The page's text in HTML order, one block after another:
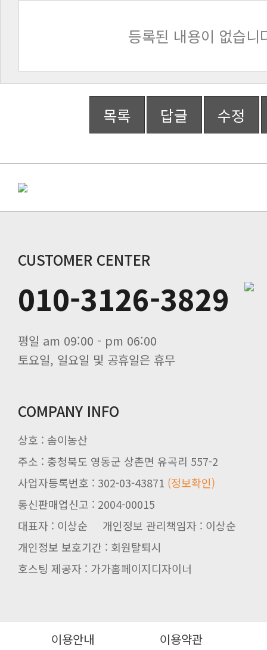
등록된 내용이 없습니
목록 답글 수정
CUSTOMER CENTER
010-3126-3829
평일 am 09:00 - pm 06:00
토요일, 일요일 및 공휴일은 휴무
COMPANY INFO
상호 : 솜이농산
주소 : 충청북도 영동군 상촌면 유곡리 557-2
사업자등록번호 : 302-03-43871 (정보확인)
통신판매업신고 : 2004-00015
대표자 : 이상순 개인정보 관리책임자 : 이상순
개인정보 보호기간 : 회원탈퇴시
호스팅 제공자 : 가가홈페이지디자이너
이용안내 이용약관